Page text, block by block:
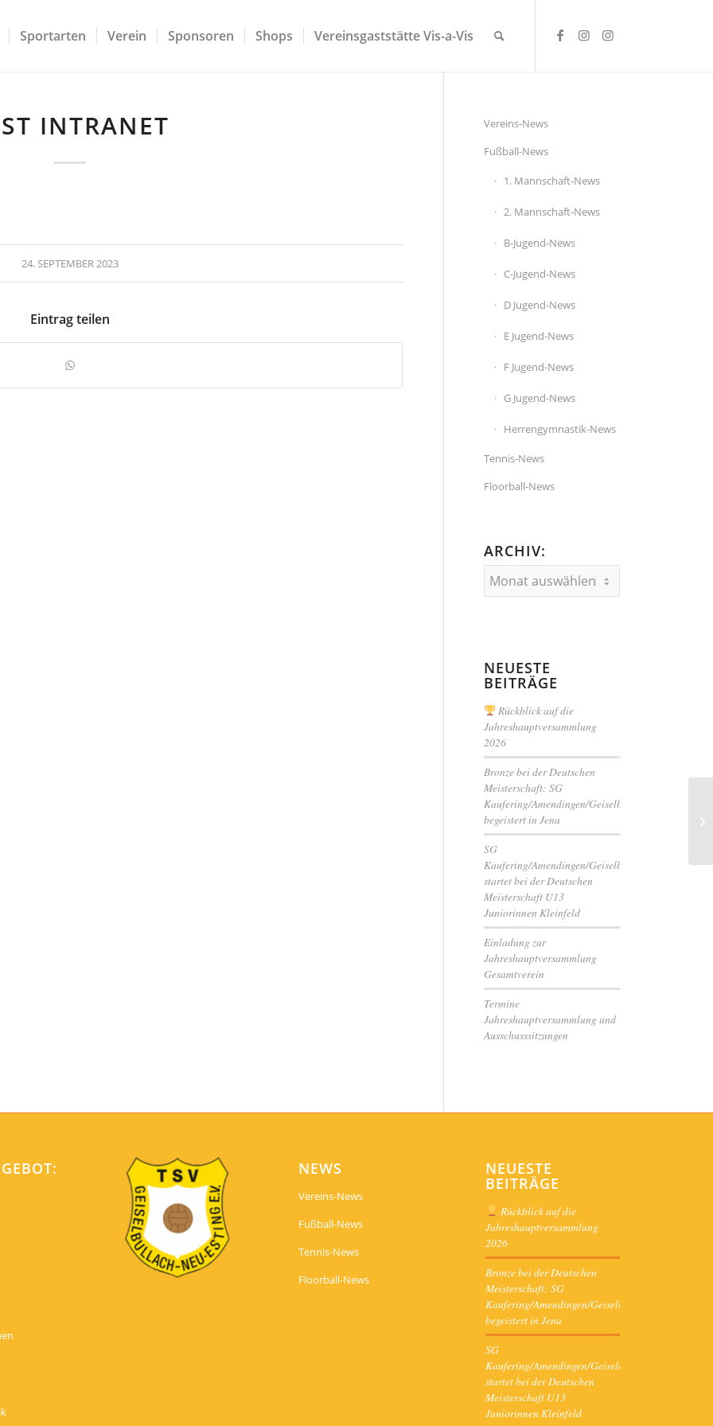
Sportarten Verein Sponsoren Shops Vereinsgaststätte Vis-a-Vis
INTRANET
24. SEPTEMBER 2023
Eintrag teilen
Vereins-News
Fußball-News
1. Mannschaft-News
2. Mannschaft-News
B-Jugend-News
C-Jugend-News
D Jugend-News
E Jugend-News
F Jugend-News
G Jugend-News
Herrengymnastik-News
Tennis-News
Floorball-News
ARCHIV:
NEUESTE
BEITRÄGE
Rückblick auf die
Jahreshauptversammlung
2026
Bronze bei der Deutschen
Meisterschaft: SG
Kaufering/Amendingen/Geiselbullach
begeistert in Jena
SG
Kaufering/Amendingen/Geiselbullach
startet bei der Deutschen
Meisterschaft U13
Juniorinnen Kleinfeld
Einladung zur
Jahreshauptversammlung
Gesamtverein
Termine
Jahreshauptversammlung und
Ausschusssitzungen
NEWS
Vereins-News
Fußball-News
Tennis-News
Floorball-News
NEUESTE
BEITRÄGE
Rückblick auf die
Jahreshauptversammlung
2026
Bronze bei der Deutschen
Meisterschaft: SG
Kaufering/Amendingen/Geiselbullach
begeistert in Jena
SG
Kaufering/Amendingen/Geiselbullach
startet bei der Deutschen
Meisterschaft U13
Juniorinnen Kleinfeld
in